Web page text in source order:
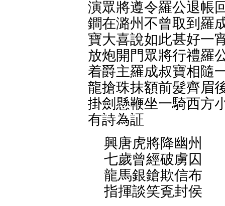
演眾將遵令羅公退帳
鐧在潞州不曾取到羅
寶大喜說如此甚好一
放炮開門眾將行禮羅
着爵主羅成叔寶相隨
龍搶珠抹額前髮齊眉
掛劍懸鞭坐一騎西方
有詩為証
興唐虎將降幽州
七歲曾經破虜囚
龍馬銀鎗欺信布
指揮談笑覔封侯